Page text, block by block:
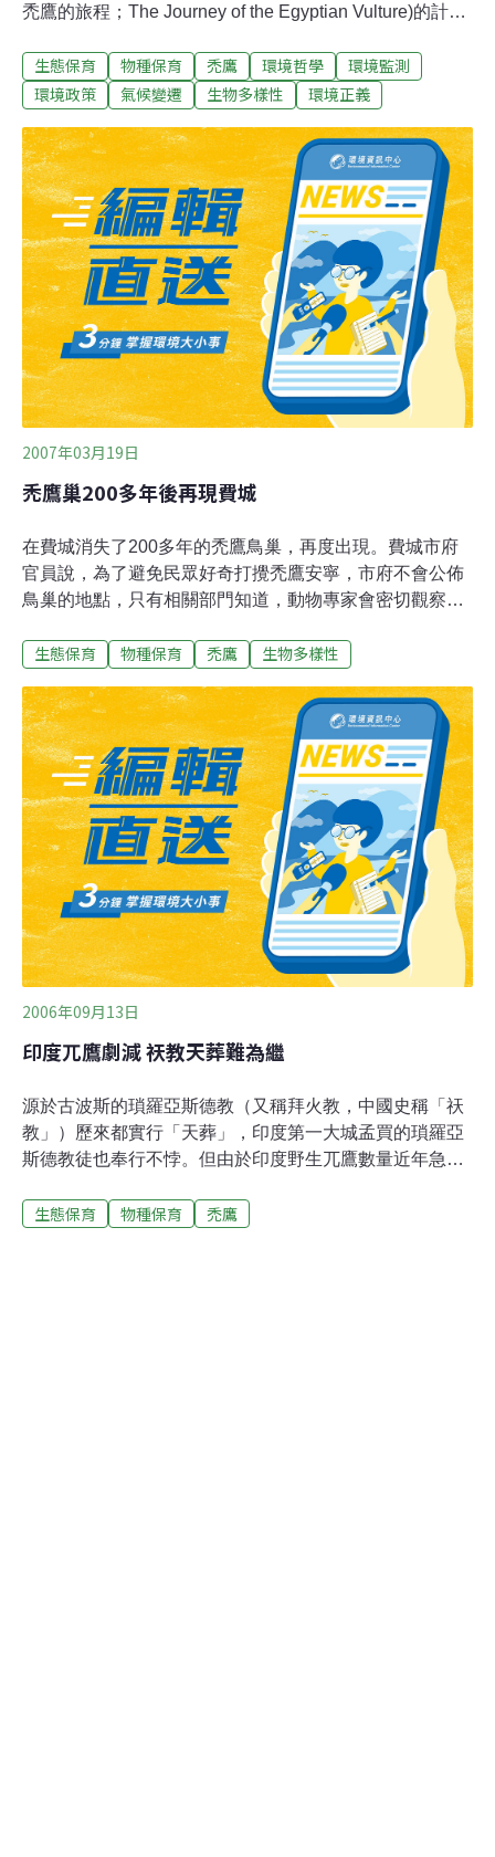
禿鷹的旅程；The Journey of the Egyptian Vulture)的計
旅程。該平台為西班牙文，網址為：
http://www.elviajedelalimoche.com/，進這個網站的民眾
也上傳或下載視頻和照片，甚至也可以在媒體上進行評論
，如透過推特、臉書、或部落格留言。WWF為這些鳥裝上
衛星傳輸器，可以跟隨鳥的飛行而追蹤牠們的位置，他們
為4隻禿鷹分別命為：Duna、Vega、Sahel和Trigo。因
此，民眾可以透過網路及時追蹤鳥跡。觀眾可使用3D立體
地圖、寬頻視訊、音頻以及相片等方式，追蹤這4隻鳥的
遷徙旅程。
生態保育 物種保育 禿鷹 環境哲學
環境監測
環境政策
氣候變遷 生物多樣性 環境正義
2007年03月19日
禿鷹巢200多年後再現費城
在費城消失了200多年的禿鷹鳥巢，再度出現。費城市府
官員說，為了避免民眾好奇打攪禿鷹安寧，市府不會公佈
鳥巢的地點，只有相關部門知道，動物專家會密切觀察。
沒有可能孕育出下一代。賓州在1983年發現整個州只剩下
去年有關單位宣稱，賓州的禿鷹巢已經超過100個。美國
聯邦政府在1995年把禿鷹保育等級，從瀕臨絕種動物放寬
到受威脅動物。
生態保育 物種保育 禿鷹 生物多樣性
2006年09月13日
印度兀鷹劇減 祆教天葬難為繼
源於古波斯的瑣羅亞斯德教（又稱拜火教，中國史稱「祆
教」）歷來都實行「天葬」，印度第一大城孟買的瑣羅亞
斯德教徒也奉行不悖。但由於印度野生兀鷹數量近年急劇
窘境。自從1990年代印度兀鷹數量急劇減少，帕西人社區
生態保育 物種保育 禿鷹